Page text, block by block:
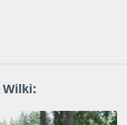
Wilki: